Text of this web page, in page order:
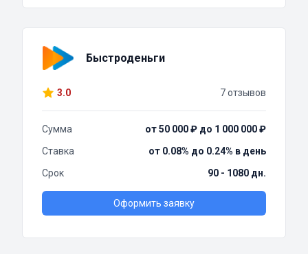
Быстроденьги
3.0 7 отзывов
Сумма
от 50 000 ₽ до 1 000 000 ₽
Ставка
от 0.08% до 0.24% в день
Срок
90 - 1080 дн.
Оформить заявку